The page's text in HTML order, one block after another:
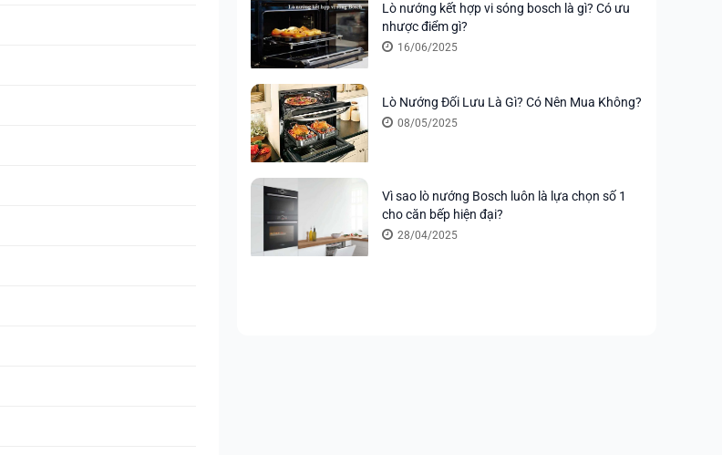
Lò nướng kết hợp vi sóng bosch là gì? Có ưu
nhược điểm gì?
16/06/2025
Lò Nướng Đối Lưu Là Gì? Có Nên Mua Không?
08/05/2025
Vì sao lò nướng Bosch luôn là lựa chọn số 1
cho căn bếp hiện đại?
28/04/2025